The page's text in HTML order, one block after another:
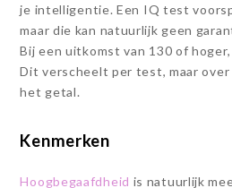
je intelligentie. Een IQ test
maar die kan natuurlijk geen
Bij een uitkomst van 130 of
Dit verscheelt per test, maar
het getal.
Kenmerken
Hoogbegaafdheid is natuurlijk